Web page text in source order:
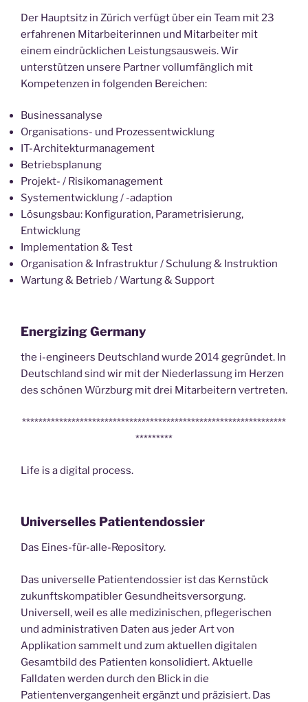
Der Hauptsitz in Zürich verfügt über ein Team mit 23
erfahrenen Mitarbeiterinnen und Mitarbeiter mit
einem eindrücklichen Leistungsausweis. Wir
unterstützen unsere Partner vollumfänglich mit
Kompetenzen in folgenden Bereichen:
Businessanalyse
Organisations- und Prozessentwicklung
IT-Architekturmanagement
Betriebsplanung
Projekt- / Risikomanagement
Systementwicklung / -adaption
Lösungsbau: Konfiguration, Parametrisierung,
Entwicklung
Implementation & Test
Organisation & Infrastruktur / Schulung & Instruktion
Wartung & Betrieb / Wartung & Support
Energizing Germany
the i-engineers Deutschland wurde 2014 gegründet. In
Deutschland sind wir mit der Niederlassung im Herzen
des schönen Würzburg mit drei Mitarbeitern vertreten.
****************************************************************
*********
Life is a digital process.
Universelles Patientendossier
Das Eines-für-alle-Repository.
Das universelle Patientendossier ist das Kernstück
zukunftskompatibler Gesundheitsversorgung.
Universell, weil es alle medizinischen, pflegerischen
und administrativen Daten aus jeder Art von
Applikation sammelt und zum aktuellen digitalen
Gesamtbild des Patienten konsolidiert. Aktuelle
Falldaten werden durch den Blick in die
Patientenvergangenheit ergänzt und präzisiert. Das